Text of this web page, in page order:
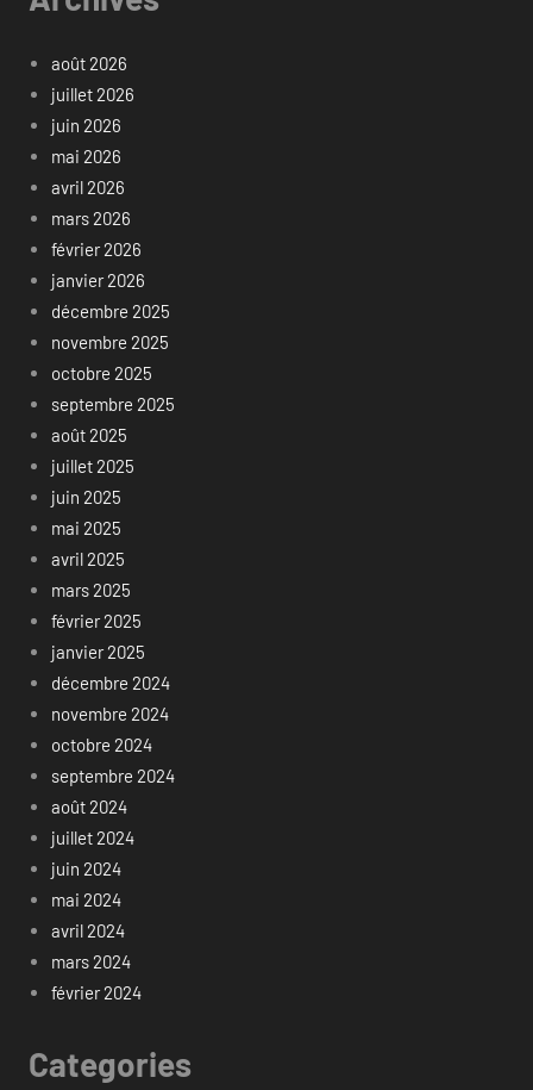
août 2026
juillet 2026
juin 2026
mai 2026
avril 2026
mars 2026
février 2026
janvier 2026
décembre 2025
novembre 2025
octobre 2025
septembre 2025
août 2025
juillet 2025
juin 2025
mai 2025
avril 2025
mars 2025
février 2025
janvier 2025
décembre 2024
novembre 2024
octobre 2024
septembre 2024
août 2024
juillet 2024
juin 2024
mai 2024
avril 2024
mars 2024
février 2024
Categories